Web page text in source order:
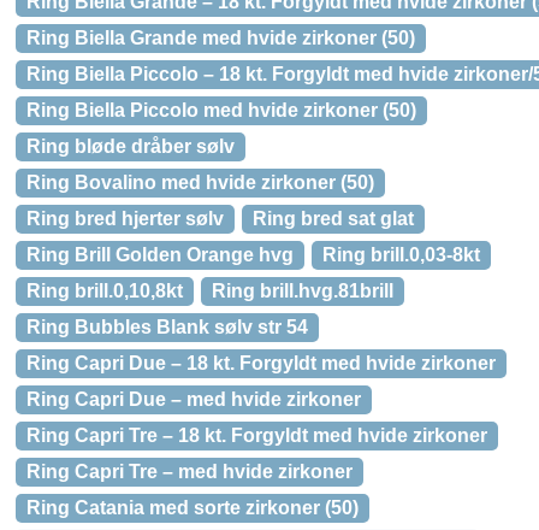
Ring Biella Grande med hvide zirkoner (50)
Ring Biella Piccolo – 18 kt. Forgyldt med hvide zirkoner/
Ring Biella Piccolo med hvide zirkoner (50)
Ring bløde dråber sølv
Ring Bovalino med hvide zirkoner (50)
Ring bred hjerter sølv
Ring bred sat glat
Ring Brill Golden Orange hvg
Ring brill.0,03-8kt
Ring brill.0,10,8kt
Ring brill.hvg.81brill
Ring Bubbles Blank sølv str 54
Ring Capri Due – 18 kt. Forgyldt med hvide zirkoner
Ring Capri Due – med hvide zirkoner
Ring Capri Tre – 18 kt. Forgyldt med hvide zirkoner
Ring Capri Tre – med hvide zirkoner
Ring Catania med sorte zirkoner (50)